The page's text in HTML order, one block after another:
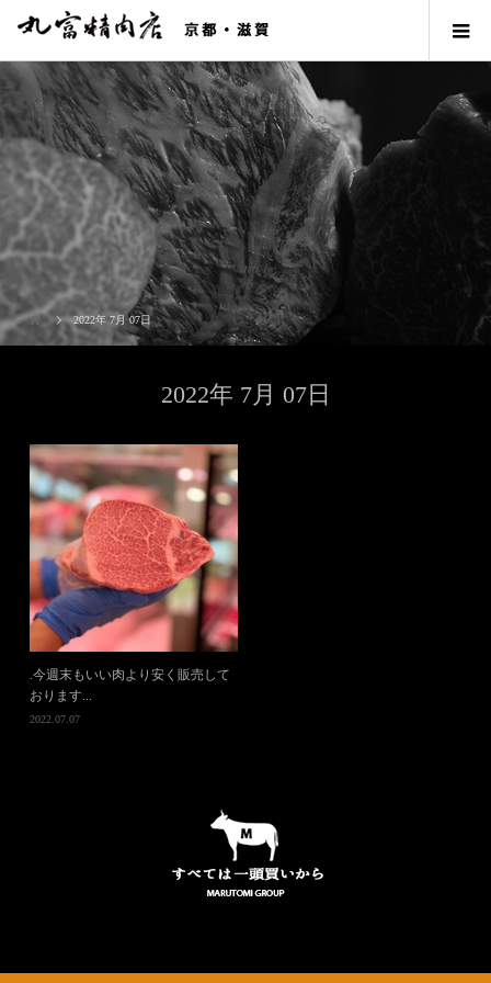
2022年 7月 07日
2022年 7月 07日
.今週末もいい肉より安く販売して
おります...
2022.07.07